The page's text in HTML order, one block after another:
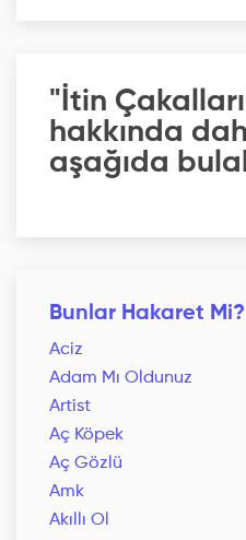
"İtin
hakkında
aşağıda
Bunlar Hakaret Mi?
Aciz
Adam Mı Oldunuz
Artist
Aç Köpek
Aç Gözlü
Amk
Akıllı Ol